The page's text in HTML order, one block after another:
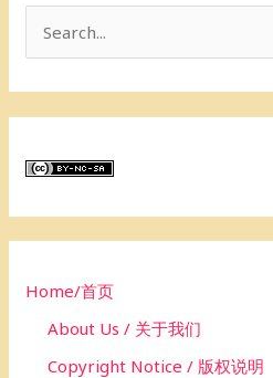
c
f
rHome/首页
About Us / 关于我们
Copyright Notice / 版权说明